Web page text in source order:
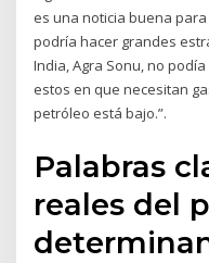
es una noticia buena
podría hacer grandes
India, Agra Sonu, no
estos en que necesitan
petróleo está bajo.”.
Palabras
reales del